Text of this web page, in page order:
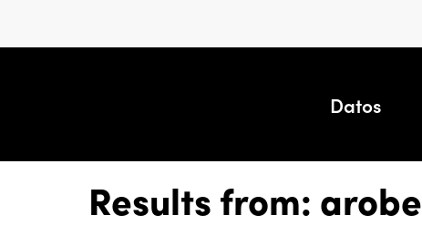
Datos
Results from: arobe